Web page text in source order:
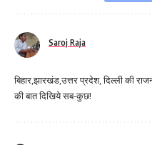
Saroj Raja
बिहार,झारखंड,उत्तर प्रदेश, दिल्ली की
की बात दिखिये सब-कुछ!